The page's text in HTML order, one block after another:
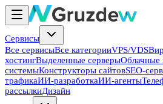
Сервисы
Все сервисыВсе категорииVPS/VDS
хостингВыделенные серверыОблачные
системыКонструкторы сайтовSEO-
трафикаИИ-разработкаИИ-агенты
рассылкиДизайн